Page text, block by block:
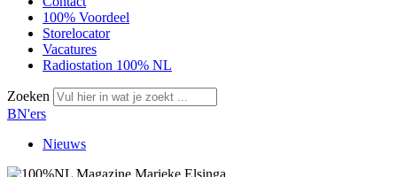
100% Voordeel
Storelocator
Vacatures
Radiostation 100% NL
Zoeken
BN'ers
Nieuws